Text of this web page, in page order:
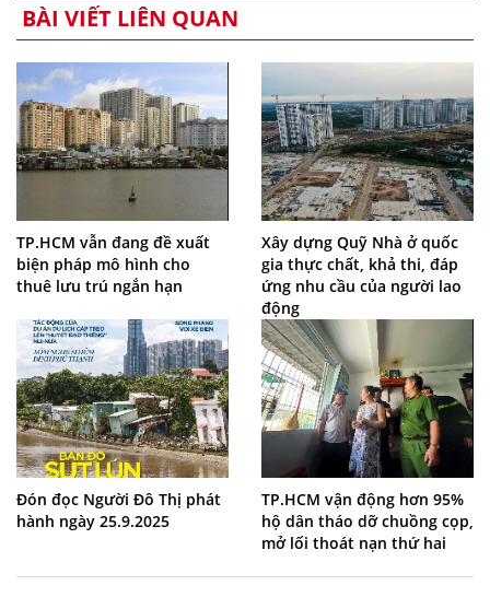
BÀI VIẾT LIÊN QUAN
TP.HCM vẫn đang đề xuất
biện pháp mô hình cho
thuê lưu trú ngắn hạn
Xây dựng Quỹ Nhà ở quốc
gia thực chất, khả thi, đáp
ứng nhu cầu của người lao
động
Đón đọc Người Đô Thị phát
hành ngày 25.9.2025
TP.HCM vận động hơn 95%
hộ dân tháo dỡ chuồng cọp,
mở lối thoát nạn thứ hai